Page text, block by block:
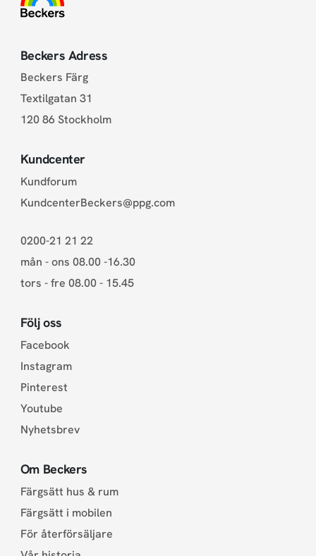
Beckers Adress
Beckers Färg
Textilgatan 31
120 86 Stockholm
Kundcenter
Kundforum
KundcenterBeckers@ppg.com
0200-21 21 22
mån - ons 08.00 -16.30
tors - fre 08.00 - 15.45
Följ oss
Facebook
Instagram
Pinterest
Youtube
Nyhetsbrev
Om Beckers
Färgsätt hus & rum
Färgsätt i mobilen
För återförsäljare